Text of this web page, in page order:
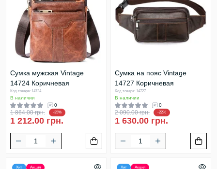
Сумка мужская Vintage
14724 Коричневая
Код товара: 14724
В наличии
0
1 864.00 грн. -35%
1 212.00 грн.
Сумка на пояс Vintage
14727 Коричневая
Код товара: 14727
В наличии
0
2 090.00 грн. -22%
1 630.00 грн.
Хит Акция Хит Акция